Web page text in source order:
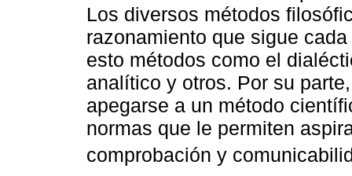
Los diversos métodos
razonamiento que sigue
esto métodos como el
analítico y otros. Por su
apegarse a un método
normas que le permiten
comprobación y